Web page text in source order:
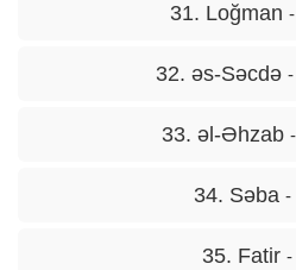
31. Loğman
32. əs-Səcdə
33. əl-Əhzab
34. Səba -
35. Fatir -